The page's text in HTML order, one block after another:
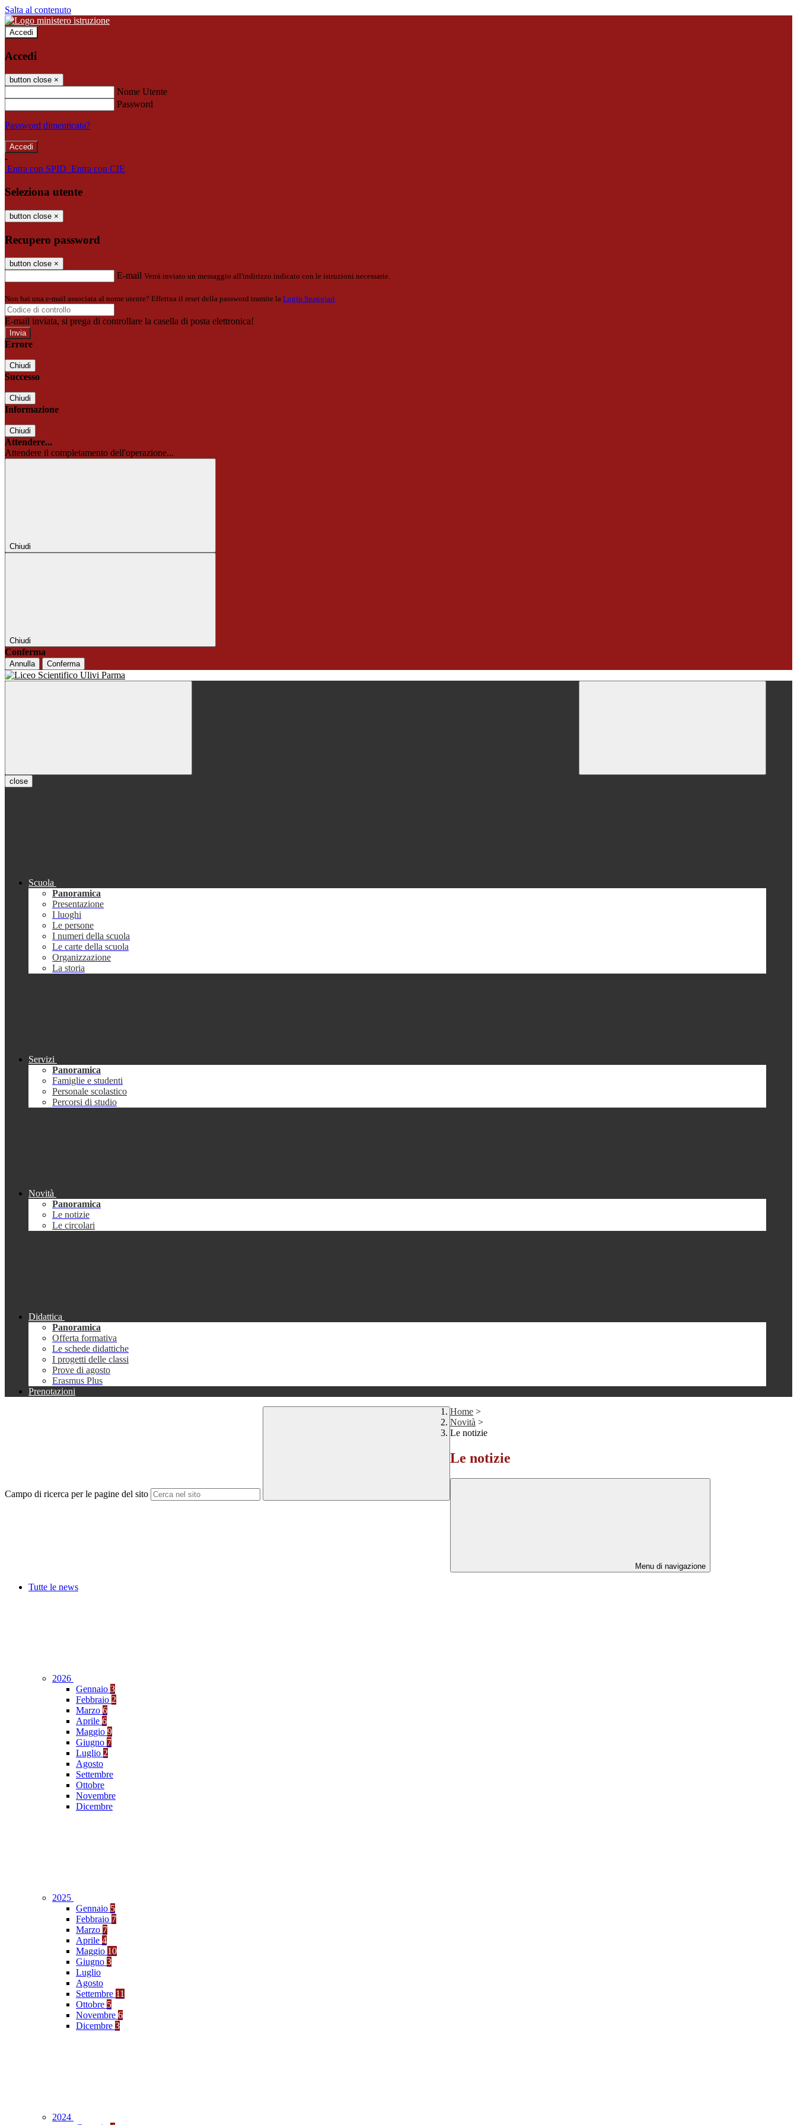
Salta al contenuto
Accedi
Accedi
button close ×
Nome Utente
Password
Password dimenticata?
-
Entra con SPID Entra con CIE
Seleziona utente
button close ×
Recupero password
button close ×
E-mail Verrà inviato un messaggio all'indirizzo indicato con le istruzioni necessarie.
Non hai una e-mail associata al nome utente? Effettua il reset della password tramite la Login Spaggiari
E-mail inviata, si prega di controllare la casella di posta elettronica!
Errore
Chiudi
Successo
Chiudi
Informazione
Chiudi
Attendere...
Attendere il completamento dell'operazione...
Chiudi
Chiudi
Conferma
Annulla Conferma
close
Scuola
Panoramica
Presentazione
I luoghi
Le persone
I numeri della scuola
Le carte della scuola
Organizzazione
La storia
Servizi
Panoramica
Famiglie e studenti
Personale scolastico
Percorsi di studio
Novità
Panoramica
Le notizie
Le circolari
Didattica
Panoramica
Offerta formativa
Le schede didattiche
I progetti delle classi
Prove di agosto
Erasmus Plus
Prenotazioni
Campo di ricerca per le pagine del sito
Home >
Novità >
Le notizie
Le notizie
Menu di navigazione
Tutte le news
2026
Gennaio 3
Febbraio 2
Marzo 6
Aprile 6
Maggio 9
Giugno 7
Luglio 2
Agosto
Settembre
Ottobre
Novembre
Dicembre
2025
Gennaio 5
Febbraio 7
Marzo 7
Aprile 4
Maggio 10
Giugno 3
Luglio
Agosto
Settembre 11
Ottobre 5
Novembre 6
Dicembre 3
2024